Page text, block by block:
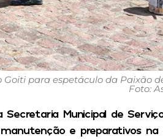
para espetáculo da Paixão
Foto:
Municipal de
e preparativos na